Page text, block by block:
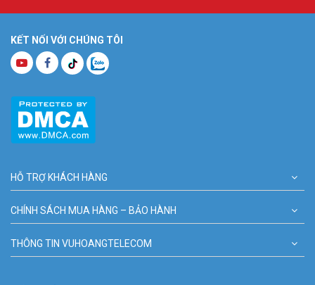
KẾT NỐI VỚI CHÚNG TÔI
HỖ TRỢ KHÁCH HÀNG
CHÍNH SÁCH MUA HÀNG – BẢO HÀNH
THÔNG TIN VUHOANGTELECOM